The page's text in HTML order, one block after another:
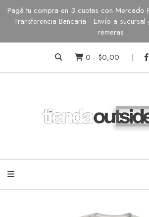
Pagá tu compra en 3 cuotas con
Transferencia Bancaria - Envío a
remeras
0 - $0,00